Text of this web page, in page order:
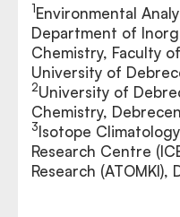
1Environmental
Department of
Chemistry, Faculty
University of
2University of
Chemistry,
3Isotope
Research Centre
Research